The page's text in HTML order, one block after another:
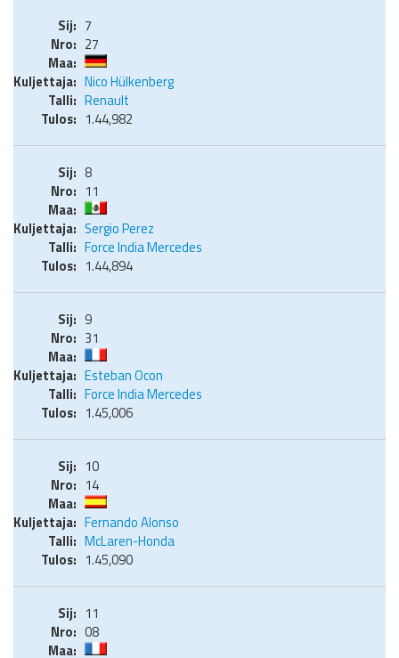
7
27
Nico Hülkenberg
Renault
1.44,982
8
11
Sergio Perez
Force India Mercedes
1.44,894
9
31
Esteban Ocon
Force India Mercedes
1.45,006
10
14
Fernando Alonso
McLaren-Honda
1.45,090
11
08